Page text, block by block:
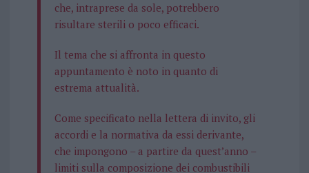
che, intraprese da sole, potrebbero
risultare sterili o poco efficaci.
Il tema che si affronta in questo
appuntamento è noto in quanto di
estrema attualità.
Come specificato nella lettera di invito, gli
accordi e la normativa da essi derivante,
che impongono – a partire da quest’anno –
limiti sulla composizione dei combustibili